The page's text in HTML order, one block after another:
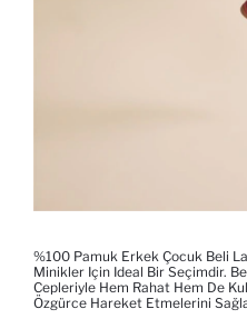
%100 Pamuk Erkek Çocuk Beli
Minikler Için Ideal Bir Seçimdir.
Cepleriyle Hem Rahat Hem De
Özgürce Hareket Etmelerini